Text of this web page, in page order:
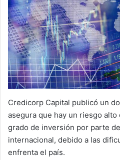
Credicorp Capital publicó un
asegura que hay un riesgo
grado de inversión por parte
internacional, debido a las
enfrenta el país.